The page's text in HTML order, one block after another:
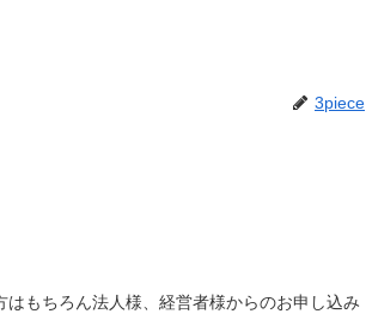
3piece
もちろん法人様、経営者様からのお申し込み